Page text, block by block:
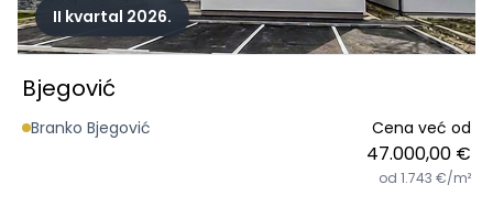
II kvartal 2026.
Bjegović
Branko Bjegović Cena već od
47.000,00 €
od 1.743 €/m²